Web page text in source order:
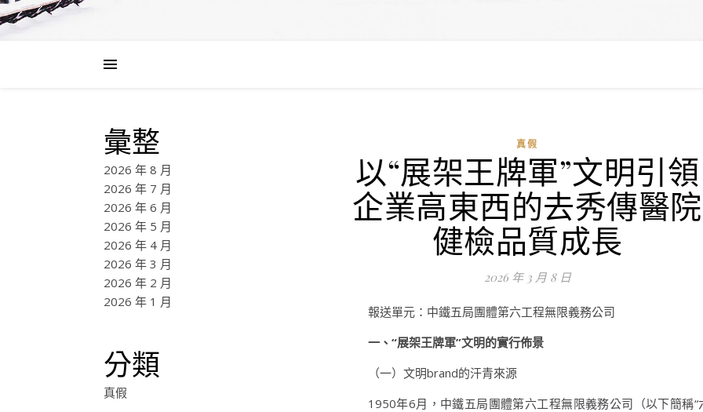
彙整
2026 年 8 月
2026 年 7 月
2026 年 6 月
2026 年 5 月
2026 年 4 月
2026 年 3 月
2026 年 2 月
2026 年 1 月
分類
真假
真假
以“展架王牌軍”文明引領
企業高東西的去秀傳醫院
健檢品質成長
2026 年 3 月 8 日
報送單元：中鐵五局團體第六工程無限義務公司
一、“展架王牌軍”文明的實行佈景
（一）文明brand的汗青來源
1950年6月，中鐵五局團體第六工程無限義務公司（以下簡稱“